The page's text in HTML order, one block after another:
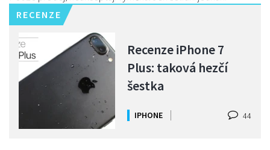
RECENZE
Recenze iPhone 7
Plus: taková hezčí
šestka
IPHONE 44